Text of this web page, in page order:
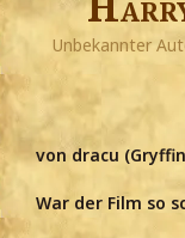
Unbekannter
von dracu
War der Film so